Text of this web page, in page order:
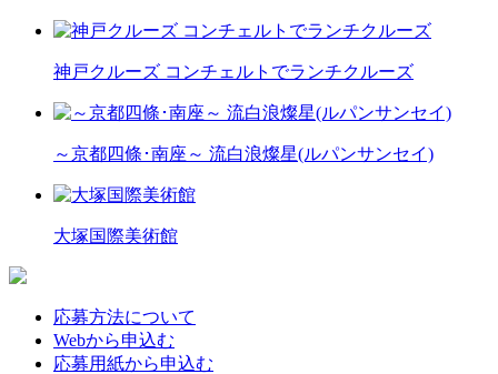
神戸クルーズ コンチェルトでランチクルーズ
～京都四條･南座～ 流白浪燦星(ルパンサンセイ)
大塚国際美術館
応募方法について
Webから申込む
応募用紙から申込む